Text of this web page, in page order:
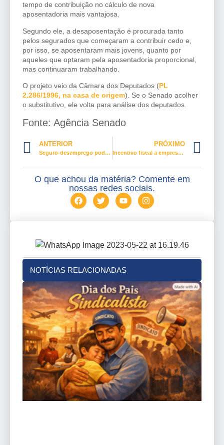
tempo de contribuição no cálculo de nova
aposentadoria mais vantajosa.
Segundo ele, a desaposentação é procurada tanto
pelos segurados que começaram a contribuir cedo e,
por isso, se aposentaram mais jovens, quanto por
aqueles que optaram pela aposentadoria proporcional,
mas continuaram trabalhando.
O projeto veio da Câmara dos Deputados (PL
2.286/1996, na casa de origem). Se o Senado acolher
o substitutivo, ele volta para análise dos deputados.
Fonte: Agência Senado
ANTERIOR
Seguro-desemprego pode ter taxação de 5,5%
PRÓXIMO
Incentivo fiscal a empresas que contratam idosos acima de 60 passa na CAS
O que achou da matéria? Comente em
nossas redes sociais.
NOTÍCIAS RELACIONADAS